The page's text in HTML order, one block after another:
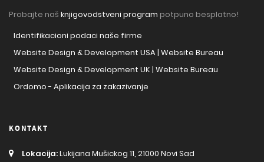
Probajte naš knjigovodstveni program potpuno besplatno!
Identifikacioni podaci naše firme
Website Design & Development USA | Website Bureau
Website Design & Development UK | Website Bureau
Ordomo - Aplikacija za zakazivanje
KONTAKT
Lokacija:Lukijana Mušickog 11, 21000 Novi Sad